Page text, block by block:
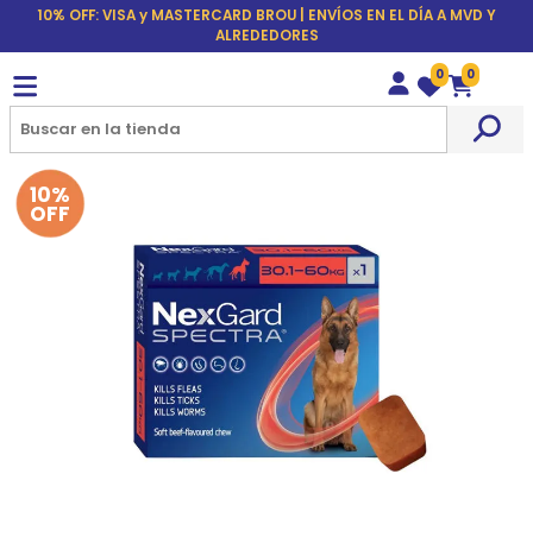
10% OFF: VISA y MASTERCARD BROU | ENVÍOS EN EL DÍA A MVD Y
ALREDEDORES
Wishlist
0
Carrito
0
10%
OFF